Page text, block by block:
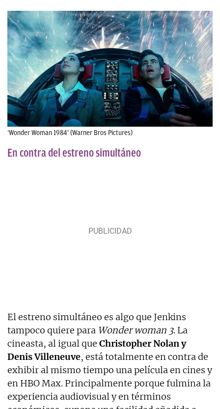
‘Wonder Woman 1984’ (Warner Bros Pictures)
En contra del estreno simultáneo
El estreno simultáneo es algo que Jenkins
tampoco quiere para Wonder woman 3. La
cineasta, al igual que Christopher Nolan y
Denis Villeneuve, está totalmente en contra de
exhibir al mismo tiempo una película en cines y
en HBO Max. Principalmente porque fulmina la
experiencia audiovisual y en términos